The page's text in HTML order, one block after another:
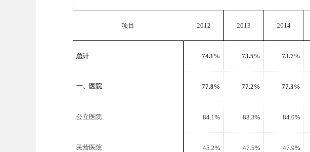
项目 2012 2013 2014
总计 74.1% 73.5% 73.7%
一、医院 77.8% 77.2% 77.3%
公立医院 84.1% 83.3% 84.0%
民营医院 45.2% 47.5% 47.9%